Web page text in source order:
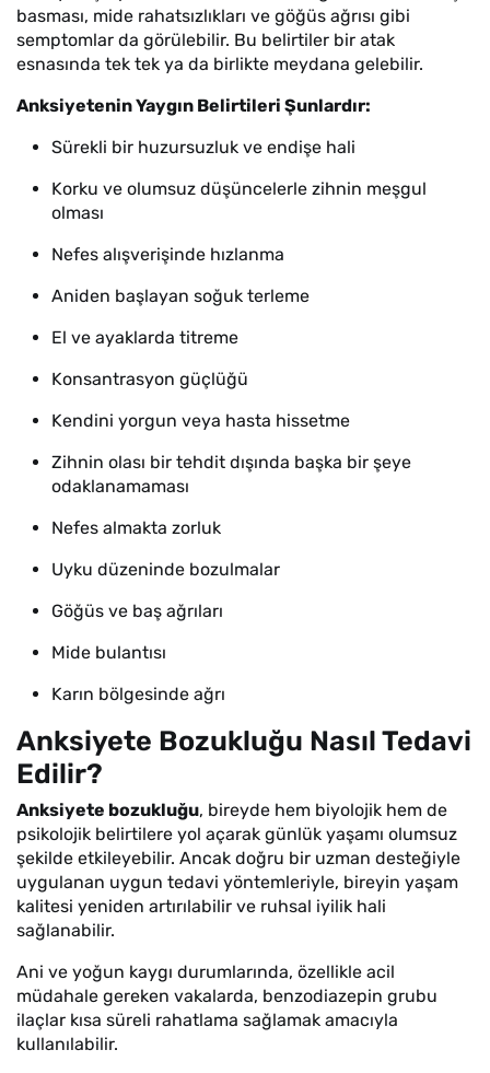
basması, mide rahatsızlıkları ve göğüs ağrısı gibi
semptomlar da görülebilir. Bu belirtiler bir atak
esnasında tek tek ya da birlikte meydana gelebilir.
Anksiyetenin Yaygın Belirtileri Şunlardır:
Sürekli bir huzursuzluk ve endişe hali
Korku ve olumsuz düşüncelerle zihnin meşgul
olması
Nefes alışverişinde hızlanma
Aniden başlayan soğuk terleme
El ve ayaklarda titreme
Konsantrasyon güçlüğü
Kendini yorgun veya hasta hissetme
Zihnin olası bir tehdit dışında başka bir şeye
odaklanamaması
Nefes almakta zorluk
Uyku düzeninde bozulmalar
Göğüs ve baş ağrıları
Mide bulantısı
Karın bölgesinde ağrı
Anksiyete Bozukluğu Nasıl Tedavi
Edilir?
Anksiyete bozukluğu, bireyde hem biyolojik hem de
psikolojik belirtilere yol açarak günlük yaşamı olumsuz
şekilde etkileyebilir. Ancak doğru bir uzman desteğiyle
uygulanan uygun tedavi yöntemleriyle, bireyin yaşam
kalitesi yeniden artırılabilir ve ruhsal iyilik hali
sağlanabilir.
Ani ve yoğun kaygı durumlarında, özellikle acil
müdahale gereken vakalarda, benzodiazepin grubu
ilaçlar kısa süreli rahatlama sağlamak amacıyla
kullanılabilir.